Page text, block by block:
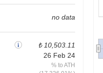
no data
₺ 10,503.11
26 Feb 24
% to ATH